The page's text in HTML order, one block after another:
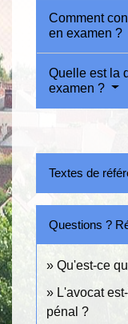
Comment
en examen ?
Quelle est la
examen ?
Textes de
Questions ?
Qu'est-ce
L'avocat
pénal ?